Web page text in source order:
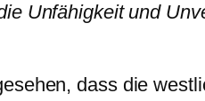
Unfähigkeit und
dass die